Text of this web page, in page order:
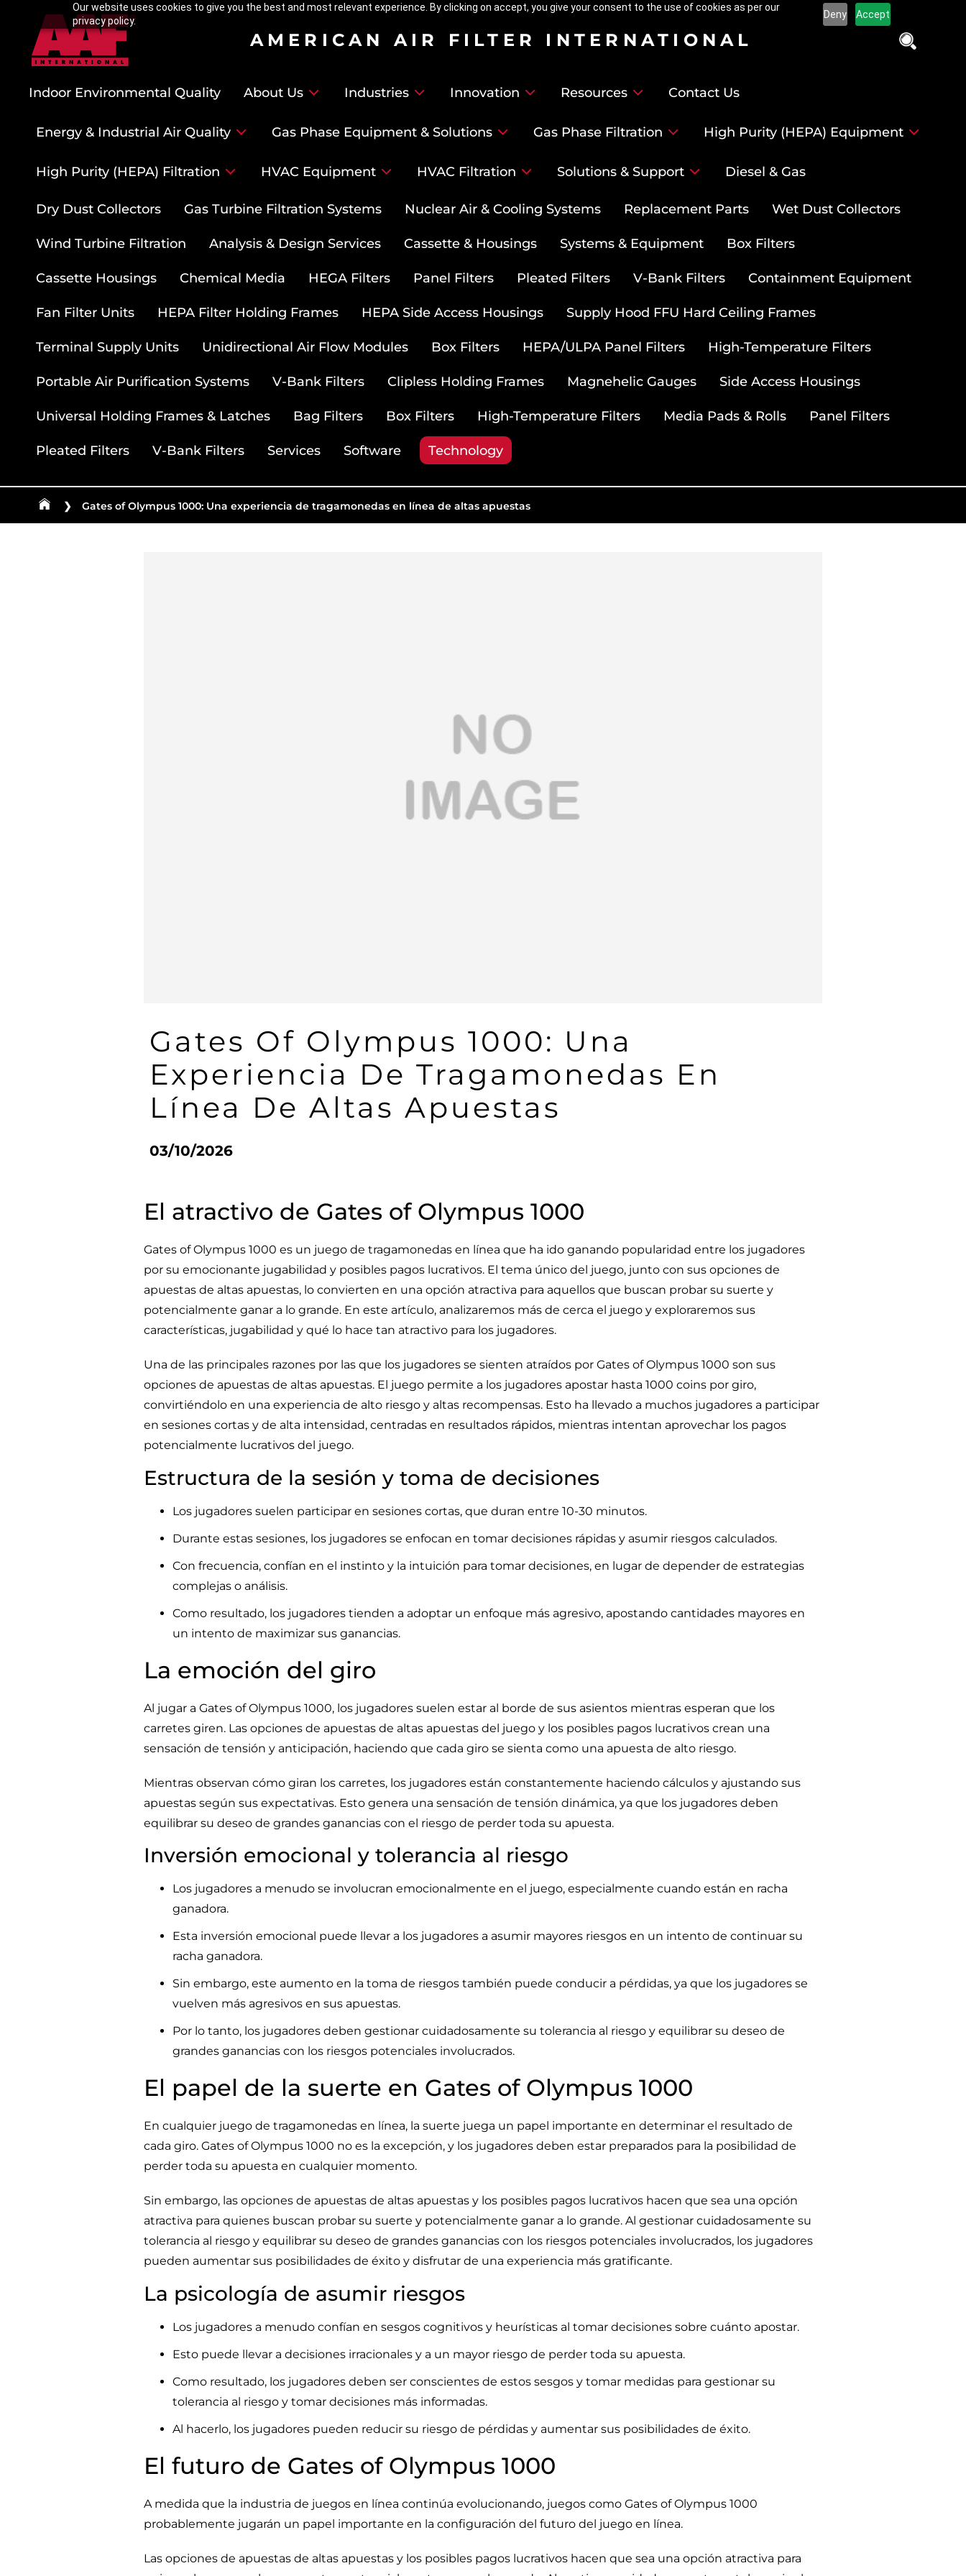
Our website uses cookies to give you the best and most relevant experience. By clicking on accept, you give your consent to the use of cookies as per our
privacy policy.
Deny Accept
AMERICAN AIR FILTER INTERNATIONAL
Indoor Environmental Quality About Us Industries Innovation Resources Contact Us
Energy & Industrial Air Quality Gas Phase Equipment & Solutions Gas Phase Filtration High Purity (HEPA) Equipment
High Purity (HEPA) Filtration HVAC Equipment HVAC Filtration Solutions & Support Diesel & Gas
Dry Dust Collectors Gas Turbine Filtration Systems Nuclear Air & Cooling Systems Replacement Parts Wet Dust Collectors
Wind Turbine Filtration Analysis & Design Services Cassette & Housings Systems & Equipment Box Filters
Cassette Housings Chemical Media HEGA Filters Panel Filters Pleated Filters V-Bank Filters Containment Equipment
Fan Filter Units HEPA Filter Holding Frames HEPA Side Access Housings Supply Hood FFU Hard Ceiling Frames
Terminal Supply Units Unidirectional Air Flow Modules Box Filters HEPA/ULPA Panel Filters High-Temperature Filters
Portable Air Purification Systems V-Bank Filters Clipless Holding Frames Magnehelic Gauges Side Access Housings
Universal Holding Frames & Latches Bag Filters Box Filters High-Temperature Filters Media Pads & Rolls Panel Filters
Pleated Filters V-Bank Filters Services Software Technology
❯ Gates of Olympus 1000: Una experiencia de tragamonedas en línea de altas apuestas
Gates Of Olympus 1000: Una
Experiencia De Tragamonedas En
Línea De Altas Apuestas
03/10/2026
El atractivo de Gates of Olympus 1000
Gates of Olympus 1000 es un juego de tragamonedas en línea que ha ido ganando popularidad entre los jugadores
por su emocionante jugabilidad y posibles pagos lucrativos. El tema único del juego, junto con sus opciones de
apuestas de altas apuestas, lo convierten en una opción atractiva para aquellos que buscan probar su suerte y
potencialmente ganar a lo grande. En este artículo, analizaremos más de cerca el juego y exploraremos sus
características, jugabilidad y qué lo hace tan atractivo para los jugadores.
Una de las principales razones por las que los jugadores se sienten atraídos porGates of Olympus 1000 son sus
opciones de apuestas de altas apuestas. El juego permite a los jugadores apostar hasta 1000 coins por giro,
convirtiéndolo en una experiencia de alto riesgo y altas recompensas. Esto ha llevado a muchos jugadores a participar
en sesiones cortas y de alta intensidad, centradas en resultados rápidos, mientras intentan aprovechar los pagos
potencialmente lucrativos del juego.
Estructura de la sesión y toma de decisiones
Los jugadores suelen participar en sesiones cortas, que duran entre 10-30 minutos.
Durante estas sesiones, los jugadores se enfocan en tomar decisiones rápidas y asumir riesgos calculados.
Con frecuencia, confían en el instinto y la intuición para tomar decisiones, en lugar de depender de estrategias
complejas o análisis.
Como resultado, los jugadores tienden a adoptar un enfoque más agresivo, apostando cantidades mayores en
un intento de maximizar sus ganancias.
La emoción del giro
Al jugar a Gates of Olympus 1000, los jugadores suelen estar al borde de sus asientos mientras esperan que los
carretes giren. Las opciones de apuestas de altas apuestas del juego y los posibles pagos lucrativos crean una
sensación de tensión y anticipación, haciendo que cada giro se sienta como una apuesta de alto riesgo.
Mientras observan cómo giran los carretes, los jugadores están constantemente haciendo cálculos y ajustando sus
apuestas según sus expectativas. Esto genera una sensación de tensión dinámica, ya que los jugadores deben
equilibrar su deseo de grandes ganancias con el riesgo de perder toda su apuesta.
Inversión emocional y tolerancia al riesgo
Los jugadores a menudo se involucran emocionalmente en el juego, especialmente cuando están en racha
ganadora.
Esta inversión emocional puede llevar a los jugadores a asumir mayores riesgos en un intento de continuar su
racha ganadora.
Sin embargo, este aumento en la toma de riesgos también puede conducir a pérdidas, ya que los jugadores se
vuelven más agresivos en sus apuestas.
Por lo tanto, los jugadores deben gestionar cuidadosamente su tolerancia al riesgo y equilibrar su deseo de
grandes ganancias con los riesgos potenciales involucrados.
El papel de la suerte en Gates of Olympus 1000
En cualquier juego de tragamonedas en línea, la suerte juega un papel importante en determinar el resultado de
cada giro. Gates of Olympus 1000 no es la excepción, y los jugadores deben estar preparados para la posibilidad de
perder toda su apuesta en cualquier momento.
Sin embargo, las opciones de apuestas de altas apuestas y los posibles pagos lucrativos hacen que sea una opción
atractiva para quienes buscan probar su suerte y potencialmente ganar a lo grande. Al gestionar cuidadosamente su
tolerancia al riesgo y equilibrar su deseo de grandes ganancias con los riesgos potenciales involucrados, los jugadores
pueden aumentar sus posibilidades de éxito y disfrutar de una experiencia más gratificante.
La psicología de asumir riesgos
Los jugadores a menudo confían en sesgos cognitivos y heurísticas al tomar decisiones sobre cuánto apostar.
Esto puede llevar a decisiones irracionales y a un mayor riesgo de perder toda su apuesta.
Como resultado, los jugadores deben ser conscientes de estos sesgos y tomar medidas para gestionar su
tolerancia al riesgo y tomar decisiones más informadas.
Al hacerlo, los jugadores pueden reducir su riesgo de pérdidas y aumentar sus posibilidades de éxito.
El futuro de Gates of Olympus 1000
A medida que la industria de juegos en línea continúa evolucionando, juegos como Gates of Olympus 1000
probablemente jugarán un papel importante en la configuración del futuro del juego en línea.
Las opciones de apuestas de altas apuestas y los posibles pagos lucrativos hacen que sea una opción atractiva para